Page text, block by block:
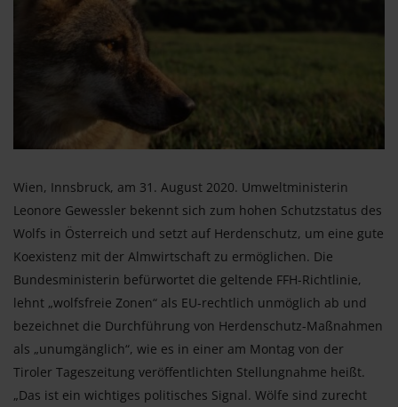
Wien, Innsbruck, am 31. August 2020. Umweltministerin
Leonore Gewessler bekennt sich zum hohen Schutzstatus des
Wolfs in Österreich und setzt auf Herdenschutz, um eine gute
Koexistenz mit der Almwirtschaft zu ermöglichen. Die
Bundesministerin befürwortet die geltende FFH-Richtlinie,
lehnt „wolfsfreie Zonen“ als EU-rechtlich unmöglich ab und
bezeichnet die Durchführung von Herdenschutz-Maßnahmen
als „unumgänglich“, wie es in einer am Montag von der
Tiroler Tageszeitung veröffentlichten Stellungnahme heißt.
„Das ist ein wichtiges politisches Signal. Wölfe sind zurecht